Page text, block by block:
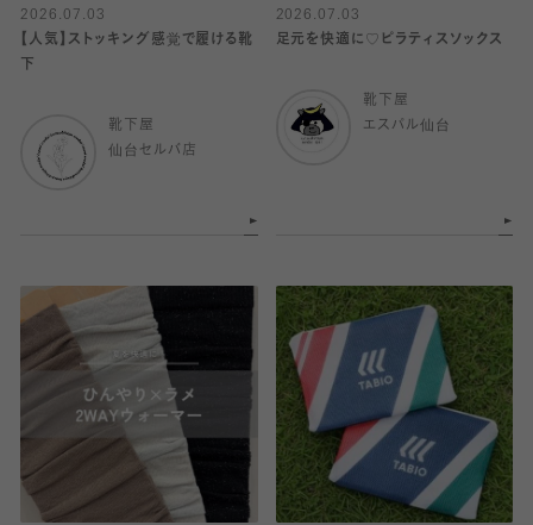
2026.07.03
【人気】ストッキング感覚で履ける靴
下
靴下屋
仙台セルバ店
2026.07.03
足元を快適に♡ピラティスソックス
靴下屋
エスパル仙台